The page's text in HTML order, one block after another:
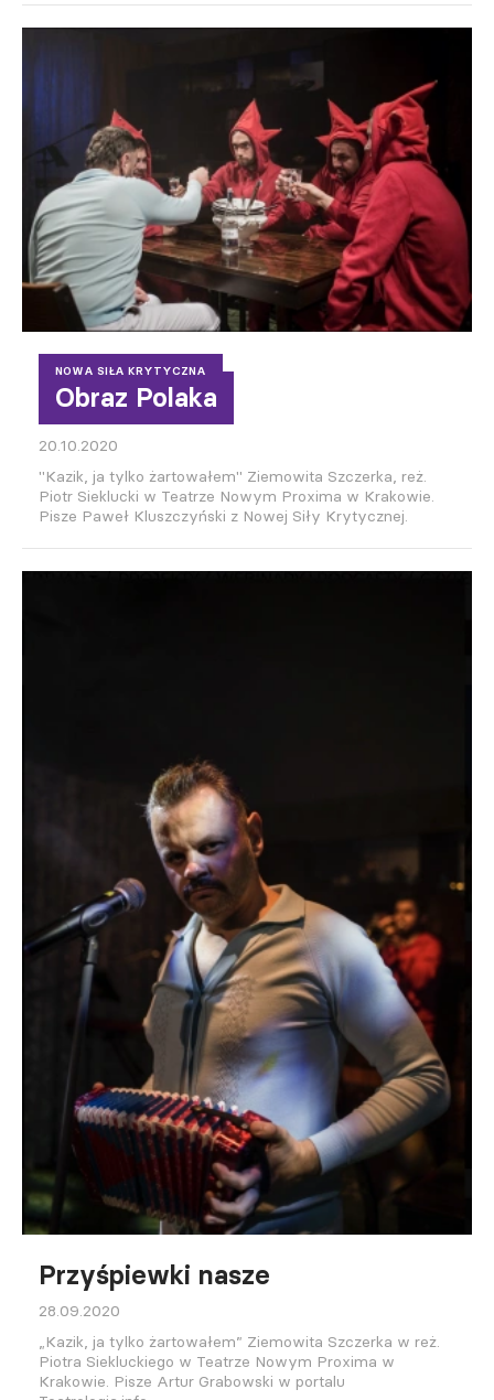
NOWA SIŁA KRYTYCZNA
Obraz Polaka
20.10.2020
"Kazik, ja tylko żartowałem" Ziemowita Szczerka, reż.
Piotr Sieklucki w Teatrze Nowym Proxima w Krakowie.
Pisze Paweł Kluszczyński z Nowej Siły Krytycznej.
Przyśpiewki nasze
28.09.2020
„Kazik, ja tylko żartowałem” Ziemowita Szczerka w reż.
Piotra Siekluckiego w Teatrze Nowym Proxima w
Krakowie. Pisze Artur Grabowski w portalu